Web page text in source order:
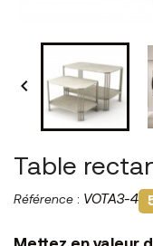

Table
Référence : VOTA3-4